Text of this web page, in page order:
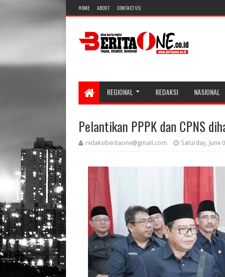
HOME ABOUT CONTACT US
REGIONAL REDAKSI NASIONAL
Pelantikan PPPK dan CPNS
redaksiberitaone@gmail.com Saturday, June